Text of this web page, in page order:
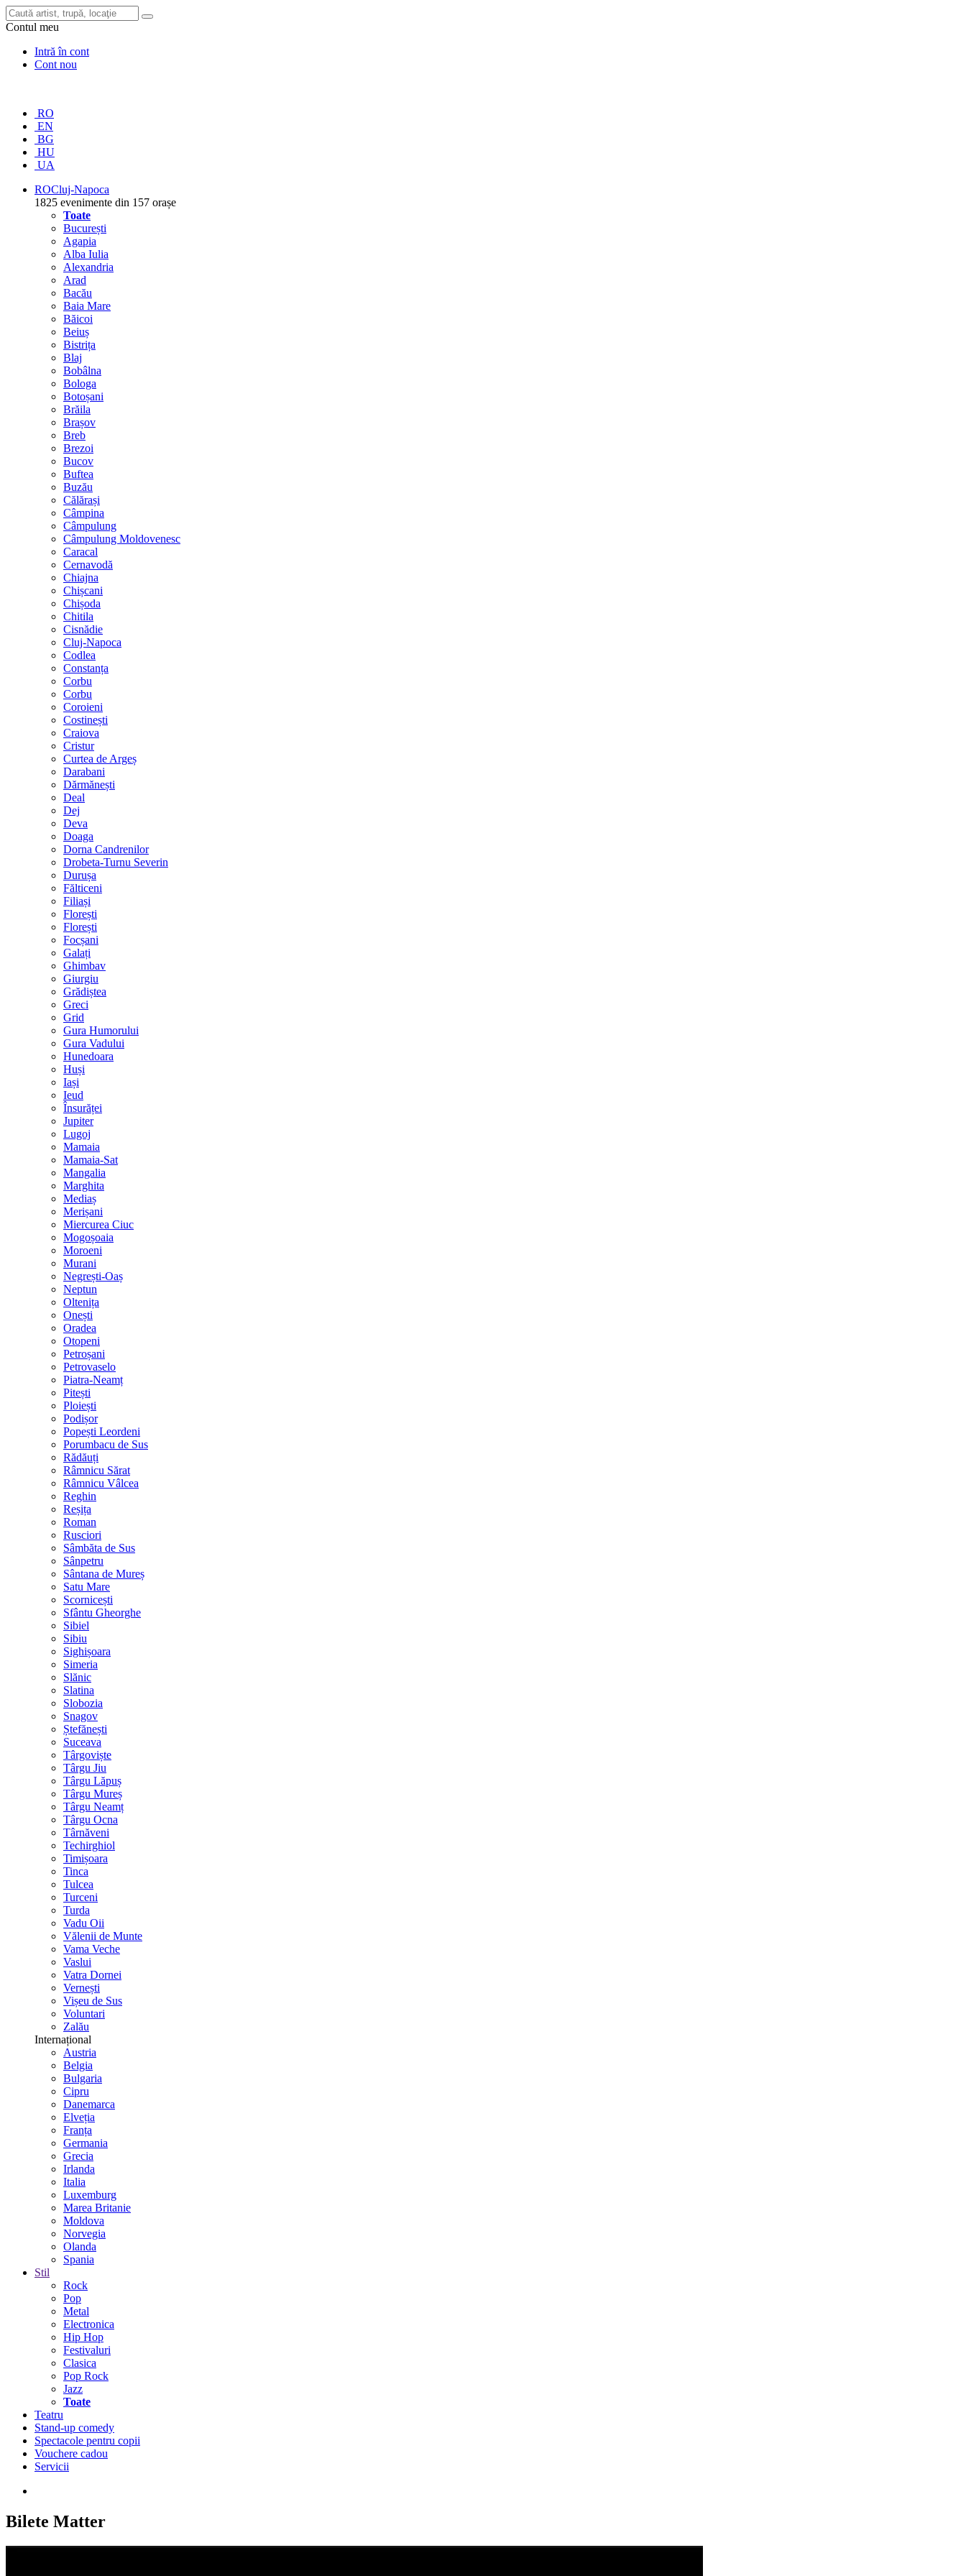
Contul meu
Intră în cont
Cont nou
RO
EN
BG
HU
UA
ROCluj-Napoca
1825 evenimente din 157 orașe
Toate
București
Agapia
Alba Iulia
Alexandria
Arad
Bacău
Baia Mare
Băicoi
Beiuș
Bistrița
Blaj
Bobâlna
Bologa
Botoșani
Brăila
Brașov
Breb
Brezoi
Bucov
Buftea
Buzău
Călărași
Câmpina
Câmpulung
Câmpulung Moldovenesc
Caracal
Cernavodă
Chiajna
Chișcani
Chișoda
Chitila
Cisnădie
Cluj-Napoca
Codlea
Constanța
Corbu
Corbu
Coroieni
Costinești
Craiova
Cristur
Curtea de Argeș
Darabani
Dărmănești
Deal
Dej
Deva
Doaga
Dorna Candrenilor
Drobeta-Turnu Severin
Durușa
Fălticeni
Filiași
Florești
Florești
Focșani
Galați
Ghimbav
Giurgiu
Grădiștea
Greci
Grid
Gura Humorului
Gura Vadului
Hunedoara
Huși
Iași
Ieud
Însurăței
Jupiter
Lugoj
Mamaia
Mamaia-Sat
Mangalia
Marghita
Mediaș
Merișani
Miercurea Ciuc
Mogoșoaia
Moroeni
Murani
Negrești-Oaș
Neptun
Oltenița
Onești
Oradea
Otopeni
Petroșani
Petrovaselo
Piatra-Neamț
Pitești
Ploiești
Podișor
Popești Leordeni
Porumbacu de Sus
Rădăuți
Râmnicu Sărat
Râmnicu Vâlcea
Reghin
Reșița
Roman
Rusciori
Sâmbăta de Sus
Sânpetru
Sântana de Mureș
Satu Mare
Scornicești
Sfântu Gheorghe
Sibiel
Sibiu
Sighișoara
Simeria
Slănic
Slatina
Slobozia
Snagov
Ștefănești
Suceava
Târgoviște
Târgu Jiu
Târgu Lăpuș
Târgu Mureș
Târgu Neamț
Târgu Ocna
Târnăveni
Techirghiol
Timișoara
Tinca
Tulcea
Turceni
Turda
Vadu Oii
Vălenii de Munte
Vama Veche
Vaslui
Vatra Dornei
Vernești
Vișeu de Sus
Voluntari
Zalău
Internațional
Austria
Belgia
Bulgaria
Cipru
Danemarca
Elveția
Franța
Germania
Grecia
Irlanda
Italia
Luxemburg
Marea Britanie
Moldova
Norvegia
Olanda
Spania
Stil
Rock
Pop
Metal
Electronica
Hip Hop
Festivaluri
Clasica
Pop Rock
Jazz
Toate
Teatru
Stand-up comedy
Spectacole pentru copii
Vouchere cadou
Servicii
Bilete Matter